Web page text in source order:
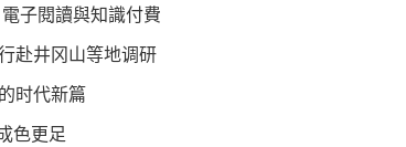
子閱讀與知識付費
赴井冈山等地调研
时代新篇
色更足